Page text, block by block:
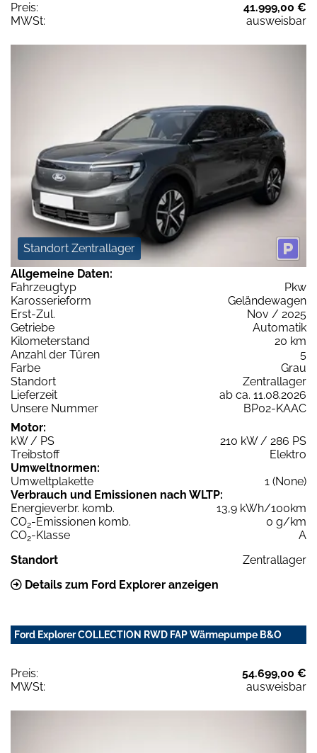
Preis:
41.999,00 €
MWSt:
ausweisbar
Standort Zentrallager
Allgemeine Daten:
Fahrzeugtyp
Pkw
Karosserieform
Geländewagen
Erst-Zul.
Nov / 2025
Getriebe
Automatik
Kilometerstand
20 km
Anzahl der Türen
5
Farbe
Grau
Standort
Zentrallager
Lieferzeit
ab ca. 11.08.2026
Unsere Nummer
BP02-KAAC
Motor:
kW / PS
210 kW / 286 PS
Treibstoff
Elektro
Umweltnormen:
Umweltplakette
1 (None)
Verbrauch und Emissionen nach WLTP:
Energieverbr. komb.
13,9 kWh/100km
CO2-Emissionen komb.
0 g/km
CO2-Klasse
A
Standort
Zentrallager
Details zum Ford Explorer anzeigen
Ford Explorer COLLECTION RWD FAP Wärmepumpe B&O
Preis:
54.699,00 €
MWSt:
ausweisbar